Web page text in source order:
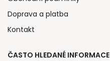
Doprava a platba
Kontakt
ČASTO HLEDANÉ INFORMACE